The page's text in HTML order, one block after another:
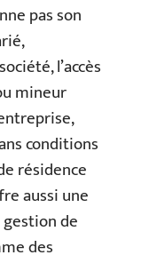
pas son
l’accès
mineur
conditions
résidence
aussi une
de
des